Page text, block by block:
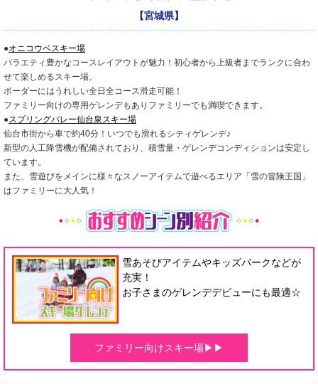
【宮城県】
●オニコウベスキー場
バラエティ豊かなコースレイアウトが魅力！初心者から上級者までランクに合わ
せて楽しめるスキー場。
ボーダーにはうれしい全日全コース滑走可能！
ファミリー向けの専用ゲレンデもありファミリーでも満喫できます。
●スプリングバレー仙台泉スキー場
仙台市街から車で約40分！いつでも滑れるシティゲレンデ♪
新型の人工降雪機が配備されており、積雪量・ゲレンデコンディションは安定し
ています。
また、雪遊びをメインに様々なスノーアイテムで遊べるエリア「雪の冒険王国」
はファミリーに大人気！
雪あそびアイテムやキッズパークなどが
充実！
お子さまのゲレンデデビューにも最適☆
ファミリー向けスキー場▶▶